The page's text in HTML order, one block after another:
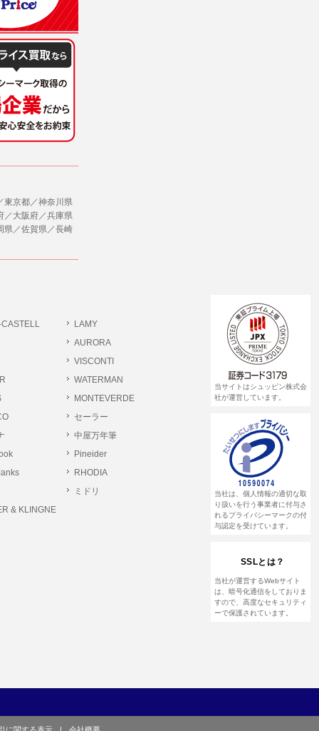
得ることが困難であるとき。
して協力する必要がある場合であって、
し、委託する場合は委託した個人データ
サービス等が利用できない場合があり
を閲覧・利用していただくためにクッ
タの削除を要求する権利があります。
提出や質問へのご回答をお願いすること
人情報相談窓口
(受付)
きを行なうものとします。
用する過程において、弊社が知り得た情
クトメールなど）を行なう場合。
。
ザーに有益かつ便利な情報を提供する
購読の登録をするものとします。
きます。
さい。
ます。
れのある行為。
れのある行為。
れのある行為。
東京都／神奈川県
／大阪府／兵庫県
県／佐賀県／長崎
CASTELL
LAMY
AURORA
VISCONTI
WATERMAN
MONTEVERDE
セーラー
中屋万年筆
Pineider
RHODIA
ミドリ
& KLINGNE
当サイトはシュッピン株式会
社が運営しています。
当社は、個人情報の適切な取
り扱いを行う事業者に付与さ
れるプライバシーマークの付
与認定を受けています。
SSLとは？
当社が運営するWebサイト
は、暗号化通信をしておりま
すので、高度なセキュリティ
ーで保護されています。